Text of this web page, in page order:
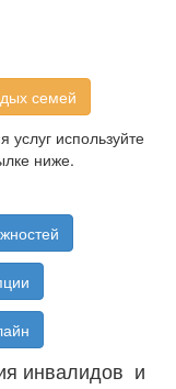
семей
услуг используйте
ниже.
инвалидов и